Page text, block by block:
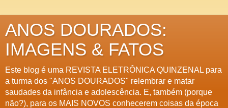
ANOS DOURADOS:
IMAGENS & FATOS
Este blog é uma REVISTA ELETRÔNICA QUINZENAL para
a turma dos "ANOS DOURADOS" relembrar e matar
saudades da infância e adolescência. E, também (porque
não?), para os MAIS NOVOS conhecerem coisas da época